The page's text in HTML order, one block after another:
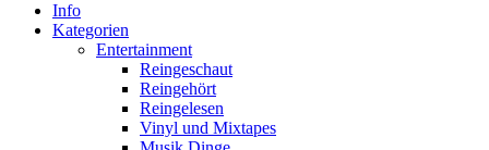
Info
Kategorien
Entertainment
Reingeschaut
Reingehört
Reingelesen
Vinyl und Mixtapes